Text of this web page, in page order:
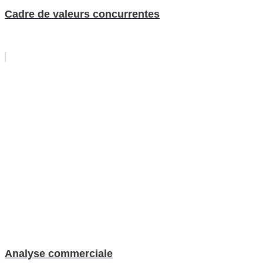
Cadre de valeurs concurrentes
Analyse commerciale